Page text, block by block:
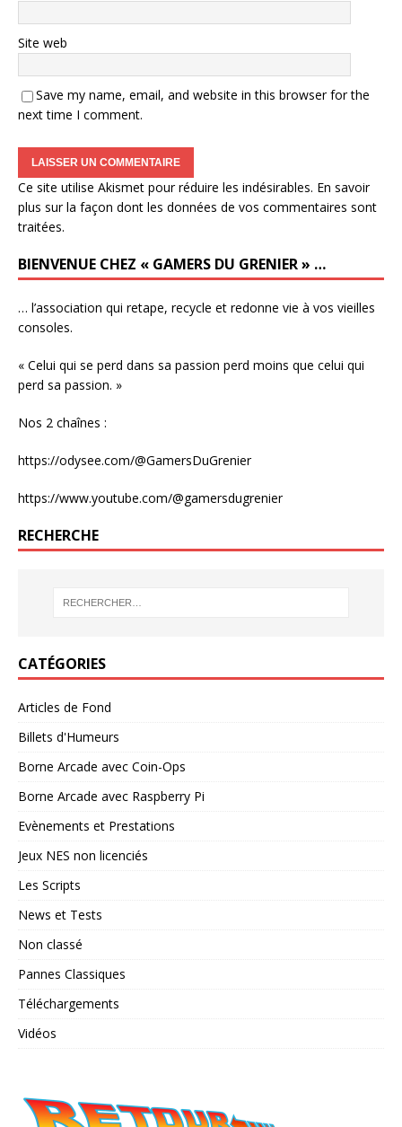
Site web
Save my name, email, and website in this browser for the
next time I comment.
Ce site utilise Akismet pour réduire les indésirables. En savoir
plus sur la façon dont les données de vos commentaires sont
traitées.
BIENVENUE CHEZ « GAMERS DU GRENIER » …
… l’association qui retape, recycle et redonne vie à vos vieilles
consoles.
« Celui qui se perd dans sa passion perd moins que celui qui
perd sa passion. »
Nos 2 chaînes :
https://odysee.com/@GamersDuGrenier
https://www.youtube.com/@gamersdugrenier
RECHERCHE
CATÉGORIES
Articles de Fond
Billets d'Humeurs
Borne Arcade avec Coin-Ops
Borne Arcade avec Raspberry Pi
Evènements et Prestations
Jeux NES non licenciés
Les Scripts
News et Tests
Non classé
Pannes Classiques
Téléchargements
Vidéos